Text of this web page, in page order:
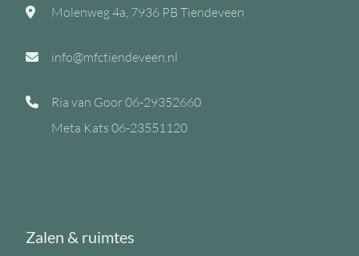
Molenweg 4a, 7936 PB Tiendeveen
info@mfctiendeveen.nl
Ria van Goor06-29352660
Meta Kats 06-23551120
Zalen & ruimtes